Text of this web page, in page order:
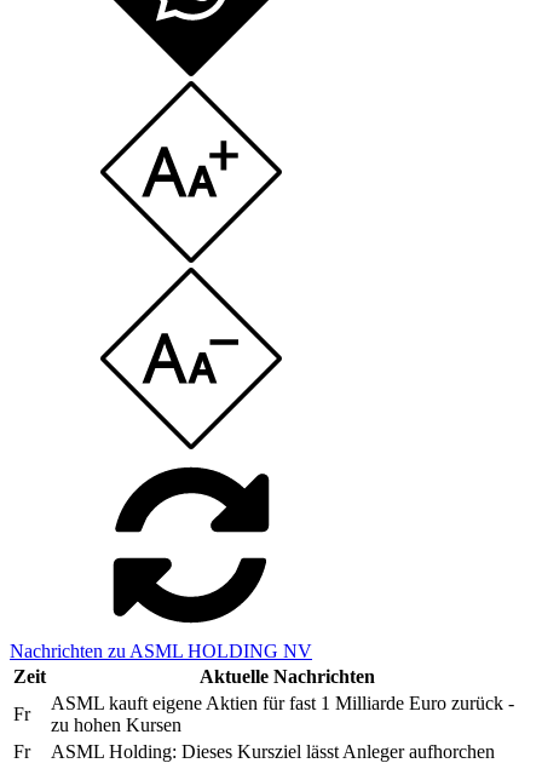
Nachrichten zu ASML HOLDING NV
Zeit
Aktuelle Nachrichten
Fr
ASML kauft eigene Aktien für fast 1 Milliarde Euro zurück -
zu hohen Kursen
Fr
ASML Holding: Dieses Kursziel lässt Anleger aufhorchen